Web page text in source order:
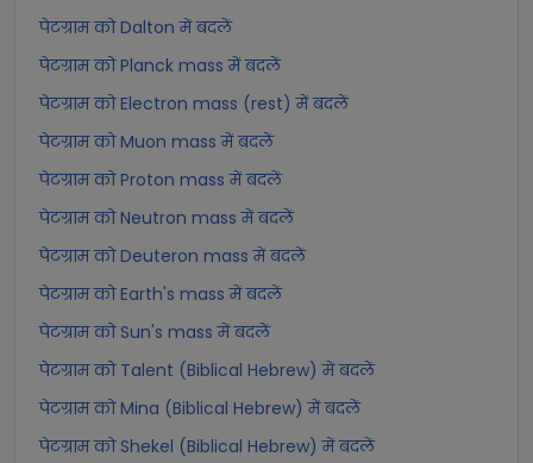
पेटग्राम को Dalton में बदलें
पेटग्राम को Planck mass में बदलें
पेटग्राम को Electron mass (rest) में बदलें
पेटग्राम को Muon mass में बदलें
पेटग्राम को Proton mass में बदलें
पेटग्राम को Neutron mass में बदलें
पेटग्राम को Deuteron mass में बदलें
पेटग्राम को Earth's mass में बदलें
पेटग्राम को Sun's mass में बदलें
पेटग्राम को Talent (Biblical Hebrew) में बदलें
पेटग्राम को Mina (Biblical Hebrew) में बदलें
पेटग्राम को Shekel (Biblical Hebrew) में बदलें